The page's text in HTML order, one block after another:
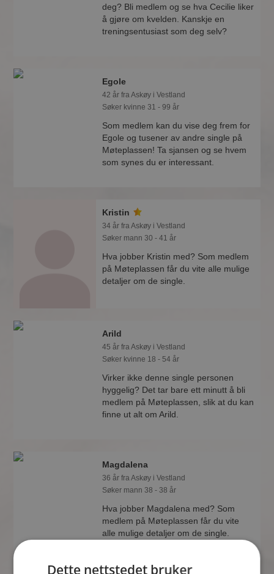
deg? Bli medlem og se hva Cecilie liker
å gjøre om kvelden. Kanskje en
treningsentusiast som deg selv?
Egole
42 år fra Askøy i Vestland
Søker kvinne 31 - 99 år
Som medlem kan du vise deg frem for
Egole og tusener av andre single på
Møteplassen! Ta sjansen og se hvem
som synes du er interessant.
Kristin
34 år fra Askøy i Vestland
Søker mann 30 - 41 år
Hva jobber Kristin med? Som medlem
på Møteplassen får du vite alle mulige
detaljer om de single.
Arild
45 år fra Askøy i Vestland
Søker kvinne 18 - 54 år
Virker ikke denne single personen
hyggelig? Det tar bare ett minutt å bli
medlem på Møteplassen, slik at du kan
finne ut alt om Arild.
Magdalena
36 år fra Askøy i Vestland
Søker mann 38 - 38 år
Hva jobber Magdalena med? Som
medlem på Møteplassen får du vite
alle mulige detaljer om de single.
Dette nettstedet bruker